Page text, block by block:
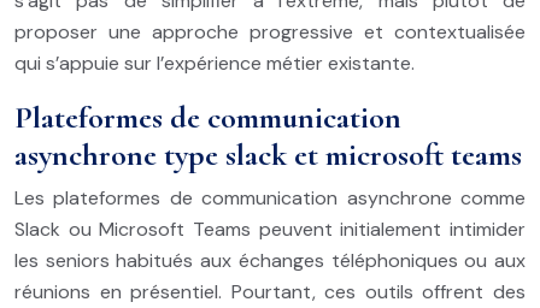
proposer une approche progressive et contextualisée
qui s’appuie sur l’expérience métier existante.
Plateformes de communication
asynchrone type slack et microsoft teams
Les plateformes de communication asynchrone comme
Slack ou Microsoft Teams peuvent initialement intimider
les seniors habitués aux échanges téléphoniques ou aux
réunions en présentiel. Pourtant, ces outils offrent des